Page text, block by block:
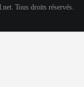
Tous droits réservés.